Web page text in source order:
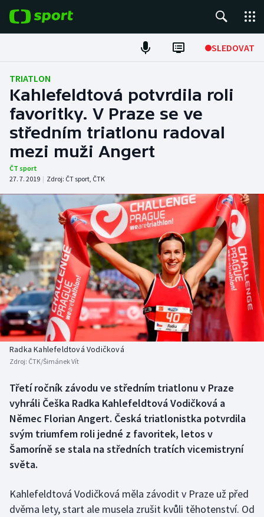
SLEDOVAT
Fotbal
Hokej
Tenis
Atletika
DALŠÍ SPORTY
Americký fotbal
Baseball a softbal
Basketbal
Biatlon
Boby a skeleton
Box
Curling
Dostihy
Florbal
Futsal
NEPŘEHLÉDNĚTE
Soutěže
Historické návraty
Aplikace ČT sport
AZ kvíz
TRIATLON
Kahlefeldtová potvrdila roli
favoritky. V Praze se ve
středním triatlonu radoval
mezi muži Angert
ČT sport
27. 7. 2019 | Zdroj: ČT sport, ČTK
Radka Kahlefeldtová Vodičková
Zdroj: ČTK/Šimánek Vít
Třetí ročník závodu ve středním triatlonu v Praze
vyhráli Češka Radka Kahlefeldtová Vodičková a
Němec Florian Angert. Česká triatlonistka potvrdila
svým triumfem roli jedné z favoritek, letos v
Šamoríně se stala na středních tratích vicemistryní
světa.
Kahlefeldtová Vodičková měla závodit v Praze už před
dvěma lety, start ale musela zrušit kvůli těhotenství. Od